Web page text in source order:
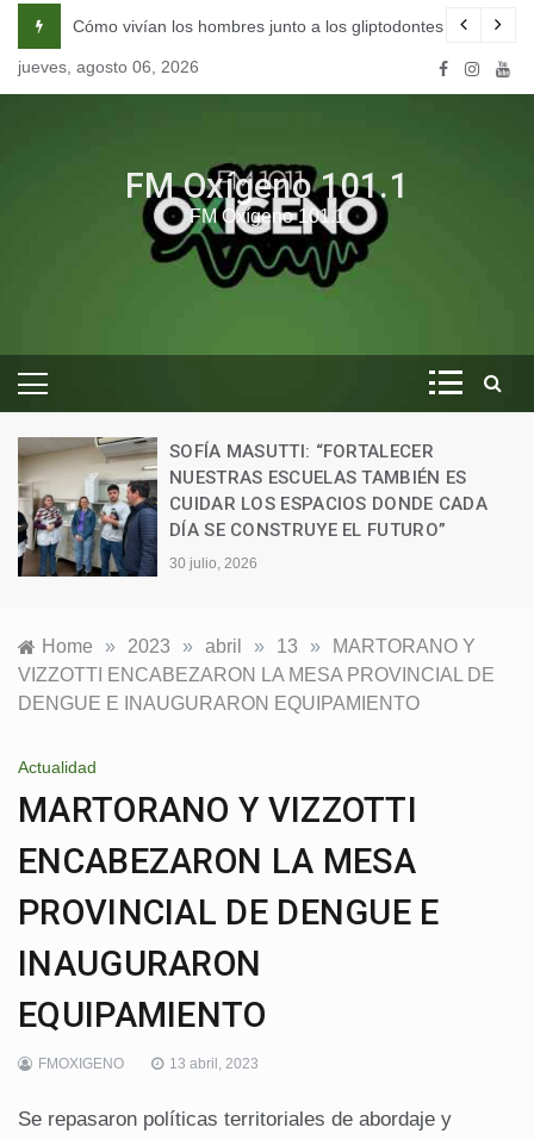
content
escuela de seducción en Córdoba.
Cómo vivían los hombres junto a los gliptodontes en nuestra
jueves, agosto 06, 2026
FM Oxígeno 101.1
FM Oxígeno 101.1
SOFÍA MASUTTI: “FORTALECER
NUESTRAS ESCUELAS TAMBIÉN ES
CUIDAR LOS ESPACIOS DONDE CADA
DÍA SE CONSTRUYE EL FUTURO”
30 julio, 2026
Home » 2023 » abril » 13 »
MARTORANO Y
VIZZOTTI ENCABEZARON LA MESA PROVINCIAL DE
DENGUE E INAUGURARON EQUIPAMIENTO
Actualidad
MARTORANO Y VIZZOTTI
ENCABEZARON LA MESA
PROVINCIAL DE DENGUE E
INAUGURARON
EQUIPAMIENTO
FMOXIGENO 13 abril, 2023
Se repasaron políticas territoriales de abordaje y